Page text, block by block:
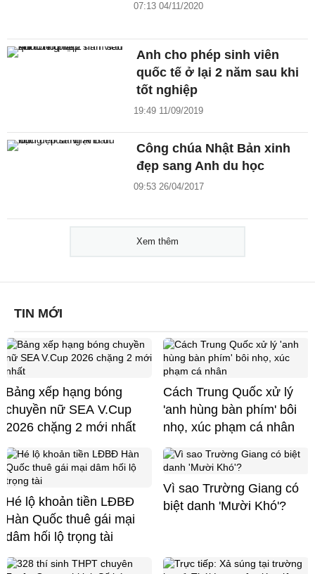
07:13 04/11/2020
Anh cho phép sinh viên
quốc tế ở lại 2 năm sau khi
tốt nghiệp
19:49 11/09/2019
Công chúa Nhật Bản xinh
đẹp sang Anh du học
09:53 26/04/2017
Xem thêm
TIN MỚI
Bảng xếp hạng bóng
chuyền nữ SEA V.Cup
2026 chặng 2 mới nhất
Cách Trung Quốc xử lý
'anh hùng bàn phím' bôi
nhọ, xúc phạm cá nhân
Hé lộ khoản tiền LĐBĐ
Hàn Quốc thuê gái mại
dâm hối lộ trọng tài
Vì sao Trường Giang có
biệt danh 'Mười Khó'?